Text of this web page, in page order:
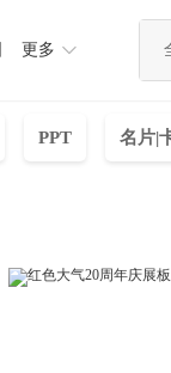
更多
PPT 名片|